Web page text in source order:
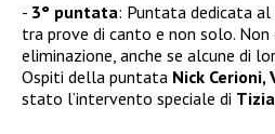
3° puntata: Puntata dedicata
tra prove di canto e non solo. Non
eliminazione, anche se alcune di
Ospiti della puntata Nick
stato l’intervento speciale di